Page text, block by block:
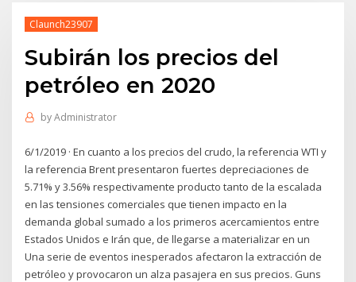
Claunch23907
Subirán los precios del
petróleo en 2020
byAdministrator
6/1/2019 · En cuanto a los precios del crudo, la referencia WTI y
la referencia Brent presentaron fuertes depreciaciones de
5.71% y 3.56% respectivamente producto tanto de la escalada
en las tensiones comerciales que tienen impacto en la
demanda global sumado a los primeros acercamientos entre
Estados Unidos e Irán que, de llegarse a materializar en un
Una serie de eventos inesperados afectaron la extracción de
petróleo y provocaron un alza pasajera en sus precios. Guns